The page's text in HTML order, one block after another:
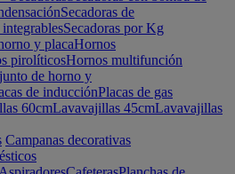
Secadoras de
integrablesSecadoras por Kg
y placaHornos
pirolíticosHornos multifunción
de horno y
de inducciónPlacas de gas
60cmLavavajillas 45cmLavavajillas
Campanas decorativas